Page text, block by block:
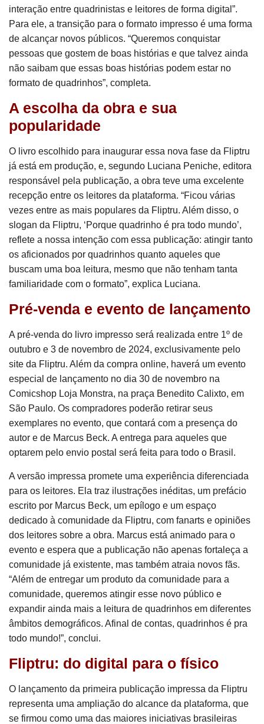
interação entre quadrinistas e leitores de forma digital”.
Para ele, a transição para o formato impresso é uma forma
de alcançar novos públicos. “Queremos conquistar
pessoas que gostem de boas histórias e que talvez ainda
não saibam que essas boas histórias podem estar no
formato de quadrinhos”, completa.
A escolha da obra e sua
popularidade
O livro escolhido para inaugurar essa nova fase da Fliptru
já está em produção, e, segundo Luciana Peniche, editora
responsável pela publicação, a obra teve uma excelente
recepção entre os leitores da plataforma. “Ficou várias
vezes entre as mais populares da Fliptru. Além disso, o
slogan da Fliptru, ‘Porque quadrinho é pra todo mundo’,
reflete a nossa intenção com essa publicação: atingir tanto
os aficionados por quadrinhos quanto aqueles que
buscam uma boa leitura, mesmo que não tenham tanta
familiaridade com o formato”, explica Luciana.
Pré-venda e evento de lançamento
A pré-venda do livro impresso será realizada entre 1º de
outubro e 3 de novembro de 2024, exclusivamente pelo
site da Fliptru. Além da compra online, haverá um evento
especial de lançamento no dia 30 de novembro na
Comicshop Loja Monstra, na praça Benedito Calixto, em
São Paulo. Os compradores poderão retirar seus
exemplares no evento, que contará com a presença do
autor e de Marcus Beck. A entrega para aqueles que
optarem pelo envio postal será feita para todo o Brasil.
A versão impressa promete uma experiência diferenciada
para os leitores. Ela traz ilustrações inéditas, um prefácio
escrito por Marcus Beck, um epílogo e um espaço
dedicado à comunidade da Fliptru, com fanarts e opiniões
dos leitores sobre a obra. Marcus está animado para o
evento e espera que a publicação não apenas fortaleça a
comunidade já existente, mas também atraia novos fãs.
“Além de entregar um produto da comunidade para a
comunidade, queremos atingir esse novo público e
expandir ainda mais a leitura de quadrinhos em diferentes
âmbitos demográficos. Afinal de contas, quadrinhos é pra
todo mundo!”, conclui.
Fliptru: do digital para o físico
O lançamento da primeira publicação impressa da Fliptru
representa uma ampliação do alcance da plataforma, que
se firmou como uma das maiores iniciativas brasileiras